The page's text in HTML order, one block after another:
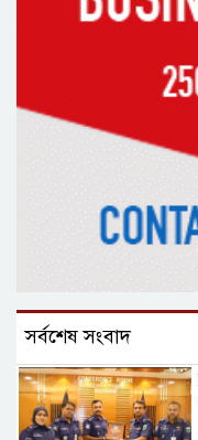
সর্বশেষ সংবাদ